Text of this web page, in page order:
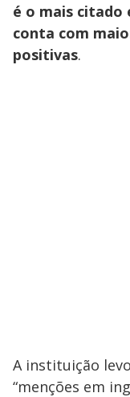
é o mais citado
conta com
positivas.
A instituição
“menções em